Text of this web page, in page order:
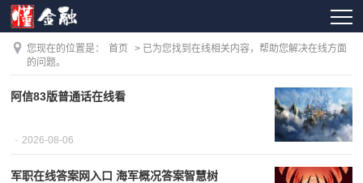
您现在的位置是： 首页
> 已为您找到在线相关内容，帮助您解决在线方面
的问题。
阿信83版普通话在线看
2026-08-06
军职在线答案网入口 海军概况答案智慧树